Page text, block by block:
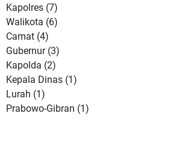
Kapolres (7)
Walikota (6)
Camat (4)
Gubernur (3)
Kapolda (2)
Kepala Dinas (1)
Lurah (1)
Prabowo-Gibran (1)